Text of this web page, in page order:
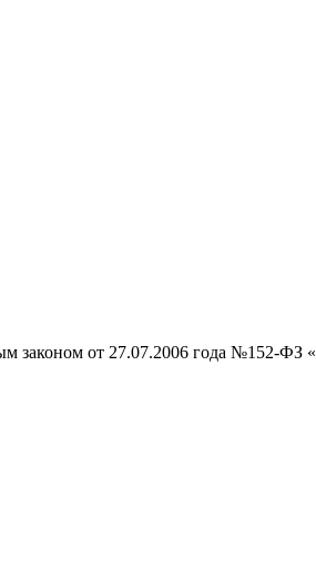
законом от 27.07.2006 года №152-ФЗ